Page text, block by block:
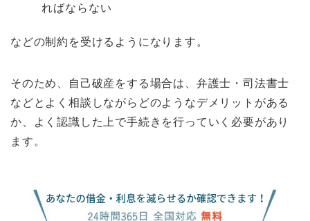
ればならない
などの制約を受けるようになります。
そのため、自己破産をする場合は、弁護士・司法書士
などとよく相談しながらどのようなデメリットがある
か、よく認識した上で手続きを行っていく必要があり
ます。